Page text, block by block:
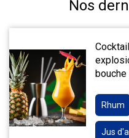
Nos
Rhum
Jus